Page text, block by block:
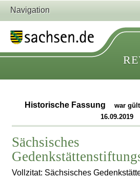
Navigation
Historische Fassung
war
16.09.2019
Sächsisches
Vollzitat: Sächsisches